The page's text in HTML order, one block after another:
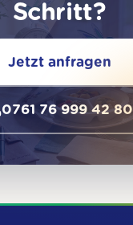
Schritt?
Jetzt anfragen
0761 76 999 42 80